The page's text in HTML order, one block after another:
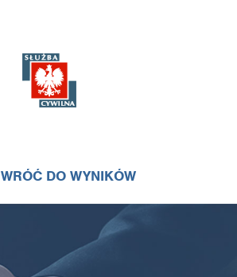
WRÓĆ DO WYNIKÓW